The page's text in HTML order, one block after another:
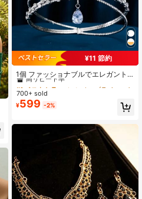
¥11 節約
1個 ファッショナブルでエレガント
な水滴宝石プリンセスチョーカーネ
ックレス&ヘアチェーン、オーバルペ
ンダント付き、大きなラインストー
ンヘッドバンドヘアアクセサリー、2
#1 ベストセラー
高リピート率
#1 ベストセラー
高リピート率
#1 ベストセラー
高リピート率
#1 ベストセラー
700+ sold
¥599 -2%